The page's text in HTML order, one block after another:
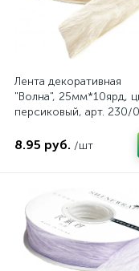
Лента декоративная
"Волна", 25мм*10ярд,
персиковый, арт. 230/
8.95 руб. /шт